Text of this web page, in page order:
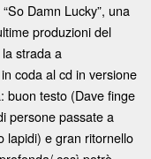
Damn Lucky”, una
produzioni del
strada a
coda al cd in versione
buon testo (Dave finge
persone passate a
lapidi) e gran ritornello